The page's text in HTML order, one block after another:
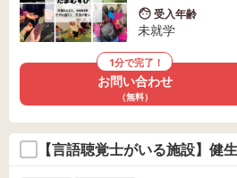
受入年齢
未就学
1分で完了！
お問い合わせ
（無料）
【言語聴覚士がいる施設】